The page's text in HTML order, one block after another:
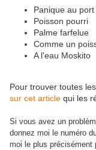
Panique au port
Poisson pourri
Palme farfelue
Comme un
A l'eau Moskito
Pour trouver toutes
sur cet article qui les
Si vous avez un
donnez moi le numéro
moi le plus précisément